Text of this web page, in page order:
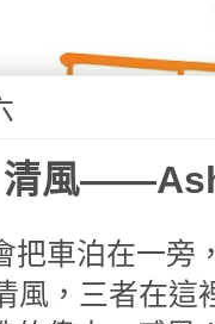
風
把車泊在一旁
風，三者在這